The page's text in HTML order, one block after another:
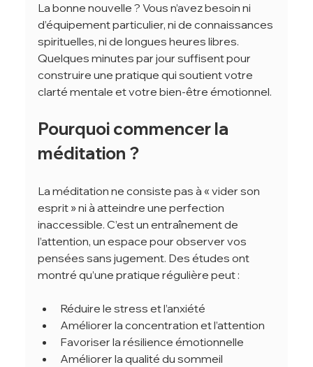
La bonne nouvelle ? Vous n’avez besoin ni
d’équipement particulier, ni de connaissances
spirituelles, ni de longues heures libres.
Quelques minutes par jour suffisent pour
construire une pratique qui soutient votre
clarté mentale et votre bien-être émotionnel.
Pourquoi commencer la
méditation ?
La méditation ne consiste pas à « vider son
esprit » ni à atteindre une perfection
inaccessible. C’est un entraînement de
l’attention, un espace pour observer vos
pensées sans jugement. Des études ont
montré qu’une pratique régulière peut :
Réduire le stress et l’anxiété
Améliorer la concentration et l’attention
Favoriser la résilience émotionnelle
Améliorer la qualité du sommeil